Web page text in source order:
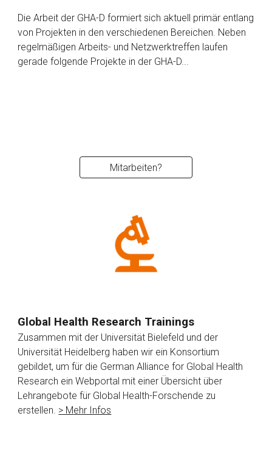
Die Arbeit der GHA-D formiert sich aktuell primär entlang
von Projekten in den verschiedenen Bereichen. Neben
regelmäßigen Arbeits- und Netzwerktreffen laufen
gerade folgende Projekte in der GHA-D...
Mitarbeiten?
Global Health Research Trainings
Zusammen mit der Universität Bielefeld und der
Universität Heidelberg haben wir ein Konsortium
gebildet, um für die German Alliance for Global Health
Research ein Webportal mit einer Übersicht über
Lehrangebote für Global Health-Forschende zu
erstellen. > Mehr Infos